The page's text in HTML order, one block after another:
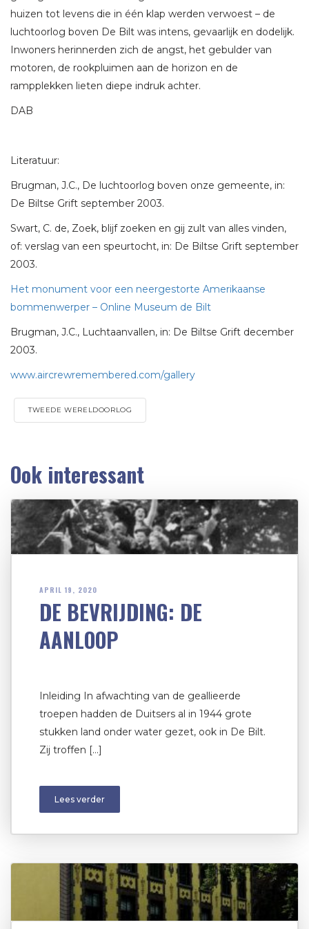
huizen tot levens die in één klap werden verwoest – de
luchtoorlog boven De Bilt was intens, gevaarlijk en dodelijk.
Inwoners herinnerden zich de angst, het gebulder van
motoren, de rookpluimen aan de horizon en de
rampplekken lieten diepe indruk achter.
DAB
Literatuur:
Brugman, J.C., De luchtoorlog boven onze gemeente, in:
De Biltse Grift september 2003.
Swart, C. de, Zoek, blijf zoeken en gij zult van alles vinden,
of: verslag van een speurtocht, in: De Biltse Grift september
2003.
Het monument voor een neergestorte Amerikaanse
bommenwerper – Online Museum de Bilt
Brugman, J.C., Luchtaanvallen, in: De Biltse Grift december
2003.
www.aircrewremembered.com/gallery
TWEEDE WERELDOORLOG
Ook interessant
APRIL 19, 2020
DE BEVRIJDING: DE
AANLOOP
Inleiding In afwachting van de geallieerde
troepen hadden de Duitsers al in 1944 grote
stukken land onder water gezet, ook in De Bilt.
Zij troffen […]
Lees verder